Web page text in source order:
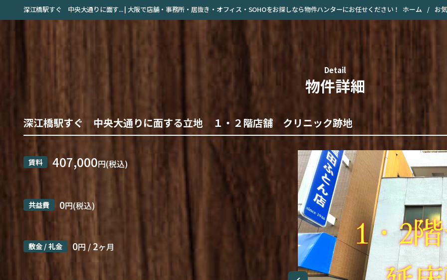
深江橋駅すぐ 中央大通りに面す... | 大阪で店舗・事務所・居抜き・オフィス・SOHOをお探しなら物件ハンターにお任せください！ ホーム / お
Detail
物件詳細
深江橋駅すぐ 中央大通りに面する立地 １・２階店舗 クリニック跡地
賃料 407,000円(税込)
共益費 0円(税込)
敷金 / 礼金 0円 / 2ヶ月